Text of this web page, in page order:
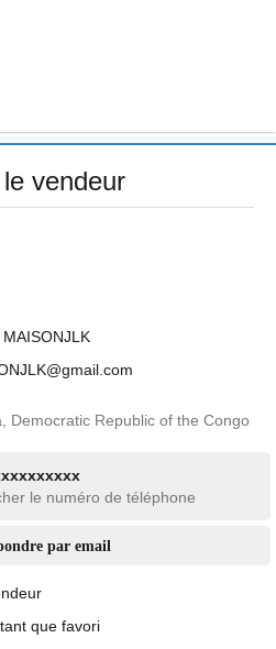
vendeur
MAISONJLK
Democratic Republic of the Congo
le numéro de téléphone
par email
que favori